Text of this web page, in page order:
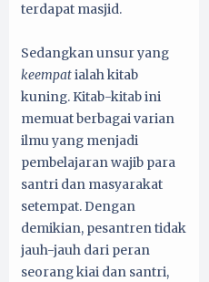
terdapat masjid.
Sedangkan unsur yang
keempatialah kitab
kuning. Kitab-kitab ini
memuat berbagai varian
ilmu yang menjadi
pembelajaran wajib para
santri dan masyarakat
setempat. Dengan
demikian, pesantren tidak
jauh-jauh dari peran
seorang kiai dan santri,